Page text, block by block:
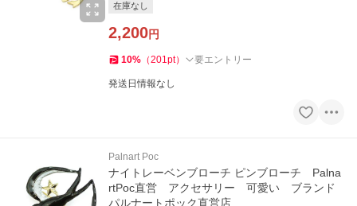
在庫なし
2,200円
10% （201pt） 要エントリー
発送日情報なし
Palnart Poc
ナイトレーベンブローチ ピンブローチ Palna
rtPoc直営 アクセサリー 可愛い ブランド
パルナートポック直営店